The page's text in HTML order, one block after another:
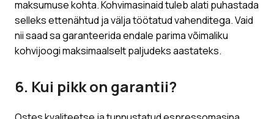
maksumuse kohta. Kohvimasinaid tuleb alati puhastada
selleks ettenähtud ja välja töötatud vahenditega. Vaid
nii saad sa garanteerida endale parima võimaliku
kohvijoogi maksimaalselt paljudeks aastateks.
6. Kui pikk on garantii?